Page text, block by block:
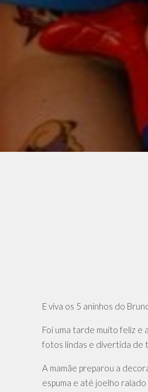
E viva os 5 aninhos do
Foi uma tarde muito feliz e
fotos lindas e divertida de
A mamãe preparou a
espuma e até joelho ralado